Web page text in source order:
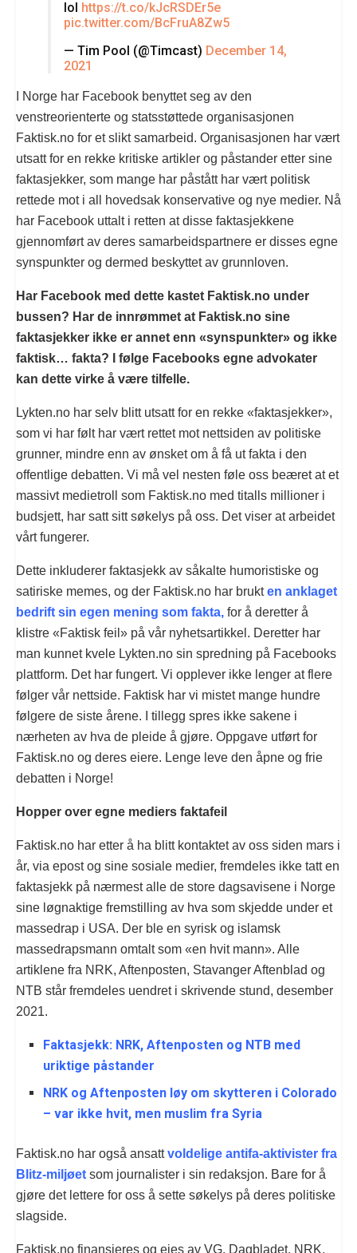
lol
https://t.co/kJcRSDEr5e
pic.twitter.com/BcFruA8Zw5
— Tim Pool (@Timcast) December 14,
2021
I Norge har Facebook benyttet seg av den
venstreorienterte og statsstøttede organisasjonen
Faktisk.no for et slikt samarbeid. Organisasjonen har vært
utsatt for en rekke kritiske artikler og påstander etter sine
faktasjekker, som mange har påstått har vært politisk
rettede mot i all hovedsak konservative og nye medier. Nå
har Facebook uttalt i retten at disse faktasjekkene
gjennomført av deres samarbeidspartnere er disses egne
synspunkter og dermed beskyttet av grunnloven.
Har Facebook med dette kastet Faktisk.no under
bussen? Har de innrømmet at Faktisk.no sine
faktasjekker ikke er annet enn «synspunkter» og ikke
faktisk… fakta? I følge Facebooks egne advokater
kan dette virke å være tilfelle.
Lykten.no har selv blitt utsatt for en rekke «faktasjekker»,
som vi har følt har vært rettet mot nettsiden av politiske
grunner, mindre enn av ønsket om å få ut fakta i den
offentlige debatten. Vi må vel nesten føle oss beæret at et
massivt medietroll som Faktisk.no med titalls millioner i
budsjett, har satt sitt søkelys på oss. Det viser at arbeidet
vårt fungerer.
Dette inkluderer faktasjekk av såkalte humoristiske og
satiriske memes, og der Faktisk.no har brukten anklaget
bedrift sin egen mening som fakta, for å deretter å
klistre «Faktisk feil» på vår nyhetsartikkel. Deretter har
man kunnet kvele Lykten.no sin spredning på Facebooks
plattform. Det har fungert. Vi opplever ikke lenger at flere
følger vår nettside. Faktisk har vi mistet mange hundre
følgere de siste årene. I tillegg spres ikke sakene i
nærheten av hva de pleide å gjøre. Oppgave utført for
Faktisk.no og deres eiere. Lenge leve den åpne og frie
debatten i Norge!
Hopper over egne mediers faktafeil
Faktisk.no har etter å ha blitt kontaktet av oss siden mars i
år, via epost og sine sosiale medier, fremdeles ikke tatt en
faktasjekk på nærmest alle de store dagsavisene i Norge
sine løgnaktige fremstilling av hva som skjedde under et
massedrap i USA. Der ble en syrisk og islamsk
massedrapsmann omtalt som «en hvit mann». Alle
artiklene fra NRK, Aftenposten, Stavanger Aftenblad og
NTB står fremdeles uendret i skrivende stund, desember
2021.
Faktasjekk: NRK, Aftenposten og NTB med
uriktige påstander
NRK og Aftenposten løy om skytteren i Colorado
– var ikke hvit, men muslim fra Syria
Faktisk.no har også ansattvoldelige antifa-aktivister fra
Blitz-miljøet som journalister i sin redaksjon. Bare for å
gjøre det lettere for oss å sette søkelys på deres politiske
slagside.
Faktisk.no finansieres og eies av VG, Dagbladet, NRK,